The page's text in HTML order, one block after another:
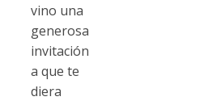
vino una
generosa
invitación
a que te
diera